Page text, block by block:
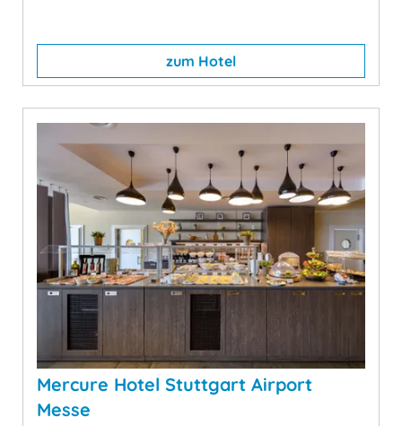
zum Hotel
Mercure Hotel Stuttgart Airport
Messe